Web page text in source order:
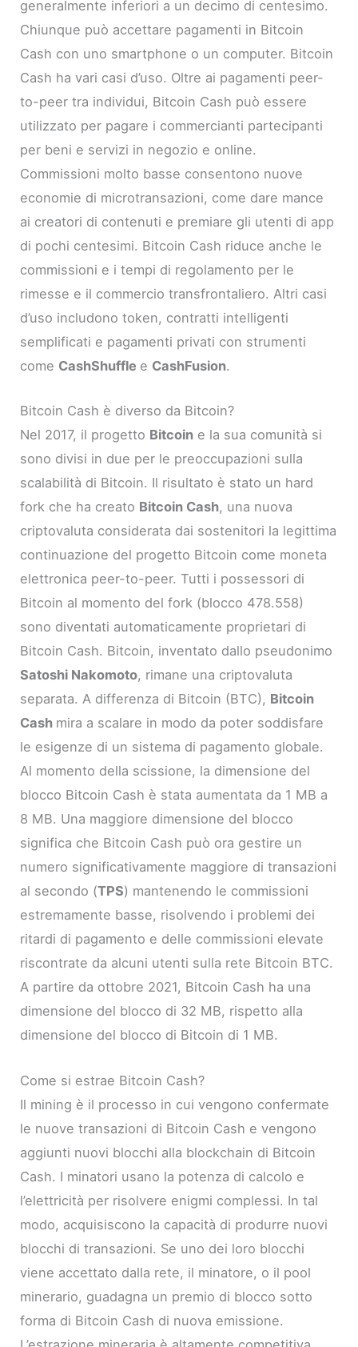
generalmente inferiori a un decimo di centesimo.
Chiunque può accettare pagamenti in Bitcoin
Cash con uno smartphone o un computer. Bitcoin
Cash ha vari casi d’uso. Oltre ai pagamenti peer-
to-peer tra individui, Bitcoin Cash può essere
utilizzato per pagare i commercianti partecipanti
per beni e servizi in negozio e online.
Commissioni molto basse consentono nuove
economie di microtransazioni, come dare mance
ai creatori di contenuti e premiare gli utenti di app
di pochi centesimi. Bitcoin Cash riduce anche le
commissioni e i tempi di regolamento per le
rimesse e il commercio transfrontaliero. Altri casi
d’uso includono token, contratti intelligenti
semplificati e pagamenti privati ​​con strumenti
come CashShuffle e CashFusion.
Bitcoin Cash è diverso da Bitcoin?
Nel 2017, il progetto Bitcoin e la sua comunità si
sono divisi in due per le preoccupazioni sulla
scalabilità di Bitcoin. Il risultato è stato un hard
fork che ha creato Bitcoin Cash, una nuova
criptovaluta considerata dai sostenitori la legittima
continuazione del progetto Bitcoin come moneta
elettronica peer-to-peer. Tutti i possessori di
Bitcoin al momento del fork (blocco 478.558)
sono diventati automaticamente proprietari di
Bitcoin Cash. Bitcoin, inventato dallo pseudonimo
Satoshi Nakomoto, rimane una criptovaluta
separata. A differenza di Bitcoin (BTC), Bitcoin
Cash mira a scalare in modo da poter soddisfare
le esigenze di un sistema di pagamento globale.
Al momento della scissione, la dimensione del
blocco Bitcoin Cash è stata aumentata da 1 MB a
8 MB. Una maggiore dimensione del blocco
significa che Bitcoin Cash può ora gestire un
numero significativamente maggiore di transazioni
al secondo (TPS) mantenendo le commissioni
estremamente basse, risolvendo i problemi dei
ritardi di pagamento e delle commissioni elevate
riscontrate da alcuni utenti sulla rete Bitcoin BTC.
A partire da ottobre 2021, Bitcoin Cash ha una
dimensione del blocco di 32 MB, rispetto alla
dimensione del blocco di Bitcoin di 1 MB.
Come si estrae Bitcoin Cash?
Il mining è il processo in cui vengono confermate
le nuove transazioni di Bitcoin Cash e vengono
aggiunti nuovi blocchi alla blockchain di Bitcoin
Cash. I minatori usano la potenza di calcolo e
l’elettricità per risolvere enigmi complessi. In tal
modo, acquisiscono la capacità di produrre nuovi
blocchi di transazioni. Se uno dei loro blocchi
viene accettato dalla rete, il minatore, o il pool
minerario, guadagna un premio di blocco sotto
forma di Bitcoin Cash di nuova emissione.